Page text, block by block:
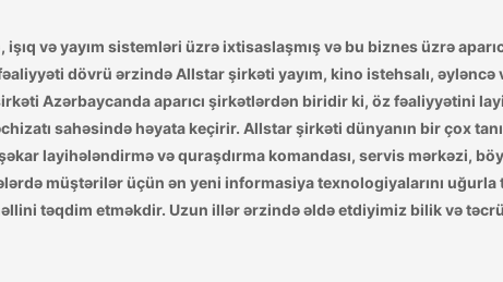
və yayım sistemləri üzrə ixtisaslaşmış və bu biznes üzrə
dövrü ərzində Allstar şirkəti yayım, kino istehsalı,
Azərbaycanda aparıcı şirkətlərdən biridir ki, öz fəaliyyətini
sahəsində həyata keçirir. Allstar şirkəti dünyanın bir çox
layihələndirmə və quraşdırma komandası, servis mərkəzi,
müştərilər üçün ən yeni informasiya texnologiyalarını uğurla
təqdim etməkdir. Uzun illər ərzində əldə etdiyimiz bilik və